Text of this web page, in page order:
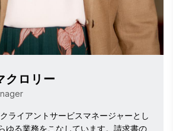
クロリー
ゆる業務をこなしています。請求書の